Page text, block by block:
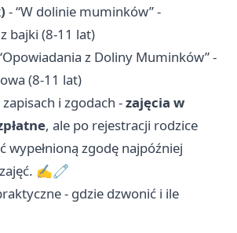
- “W dolinie muminków” -
bajki (8-11 lat)
z Doliny Muminków” -
(8-11 lat)
i zgodach -zajęcia w
, ale po rejestracji rodzice
wypełnioną zgodę najpóźniej
zajęć. ✍️🧷
- gdzie dzwonić i ile